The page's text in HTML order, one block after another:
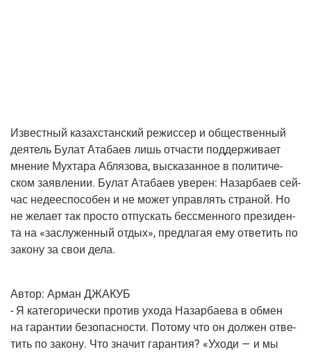
Извест­ный казах­стан­ский режис­сер и обще­ствен­ный
дея­тель Булат Ата­ба­ев лишь отча­сти под­дер­жи­ва­ет
мне­ние Мух­та­ра Абля­зо­ва, выска­зан­ное в поли­ти­че­
ском заяв­ле­нии. Булат Ата­ба­ев уве­рен: Назар­ба­ев сей­
час недее­спо­со­бен и не может управ­лять стра­ной. Но
не жела­ет так про­сто отпус­кать бес­смен­но­го пре­зи­ден­
та на «заслу­жен­ный отдых», пред­ла­гая ему отве­тить по
зако­ну за свои дела.
Автор: Арман ДЖАКУБ
- Я кате­го­ри­че­ски про­тив ухо­да Назар­ба­е­ва в обмен
на гаран­тии без­опас­но­сти. Пото­му что он дол­жен отве­
тить по зако­ну. Что зна­чит гаран­тия? «Ухо­ди — и мы